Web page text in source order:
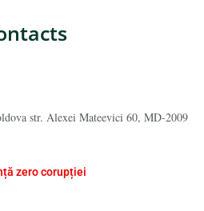
str. Alexei Mateevici 60, MD-2009
zero corupției